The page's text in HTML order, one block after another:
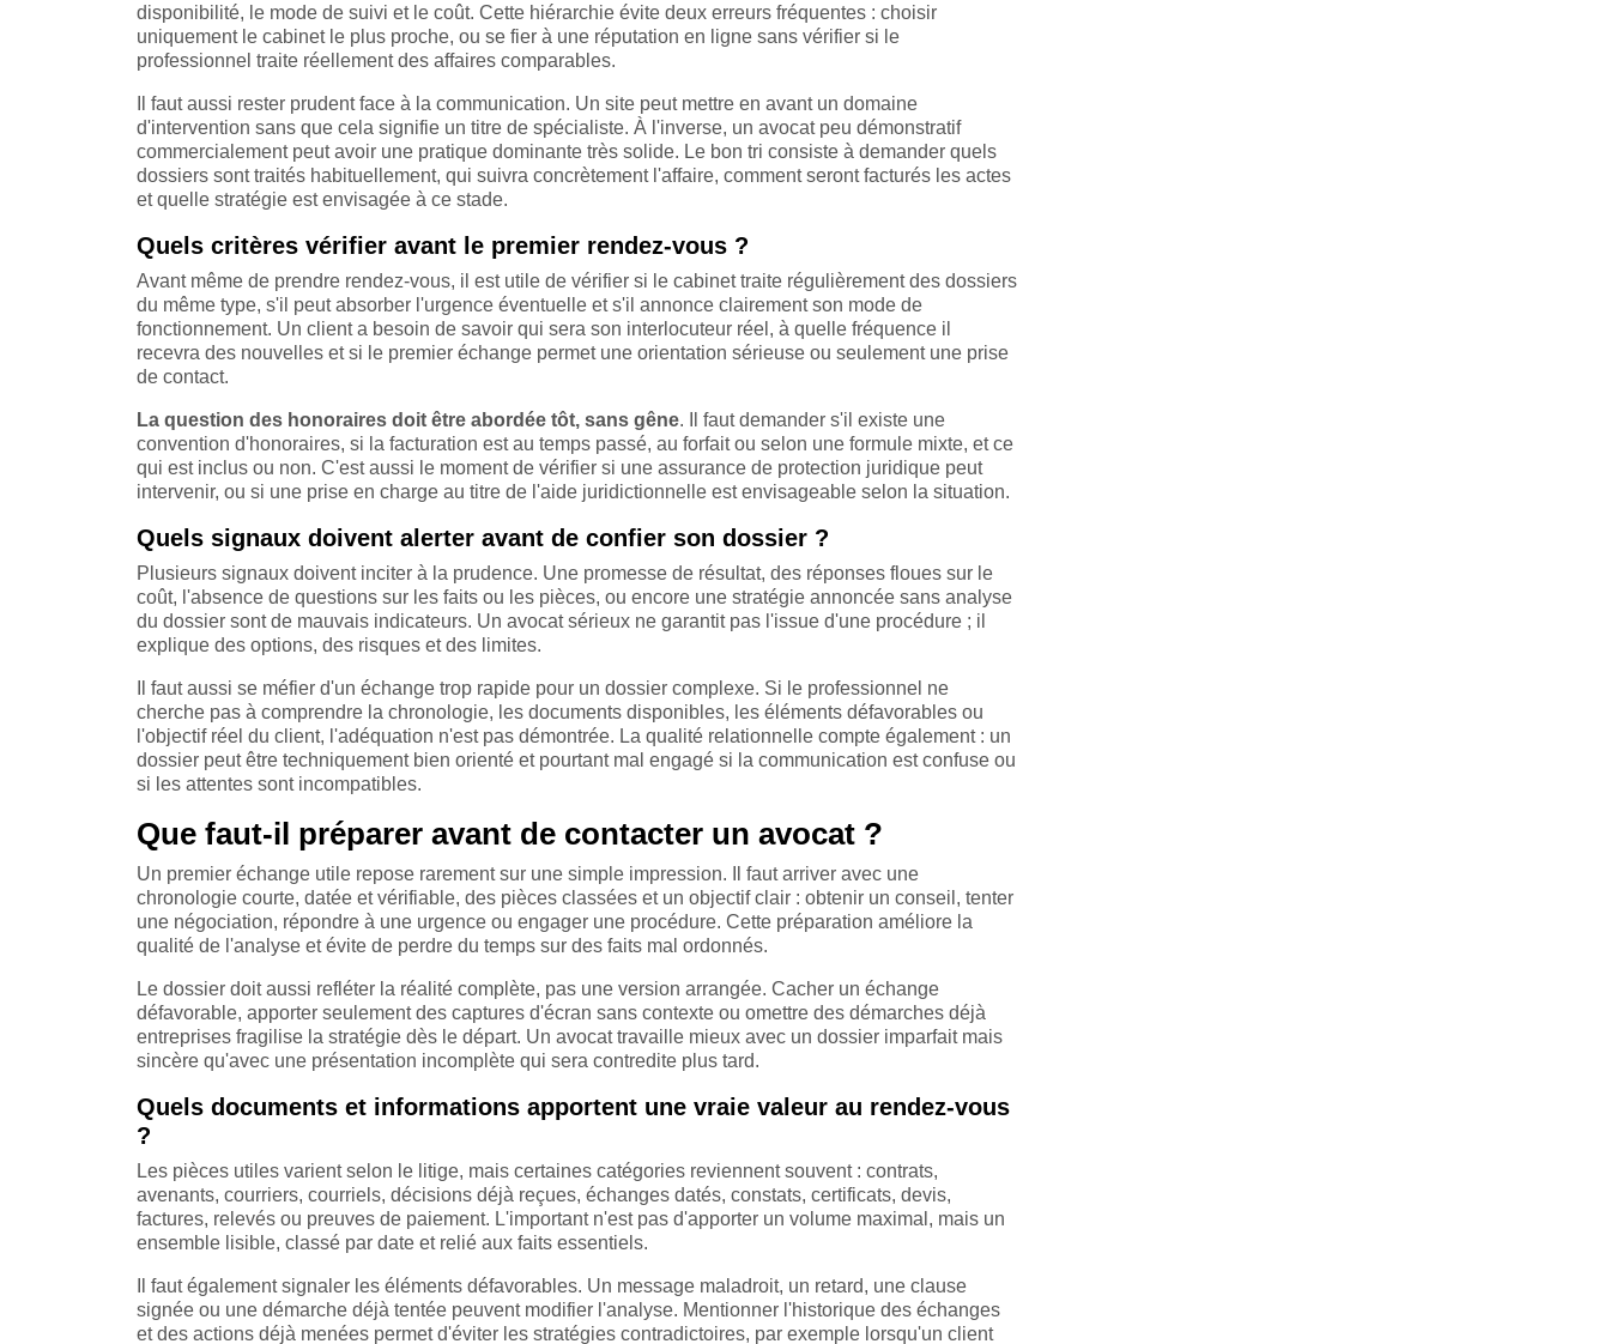
disponibilité, le mode de suivi et le coût. Cette hiérarchie évite deux erreurs fréquentes : choisir
uniquement le cabinet le plus proche, ou se fier à une réputation en ligne sans vérifier si le
professionnel traite réellement des affaires comparables.
Il faut aussi rester prudent face à la communication. Un site peut mettre en avant un domaine
d'intervention sans que cela signifie un titre de spécialiste. À l'inverse, un avocat peu démonstratif
commercialement peut avoir une pratique dominante très solide. Le bon tri consiste à demander quels
dossiers sont traités habituellement, qui suivra concrètement l'affaire, comment seront facturés les actes
et quelle stratégie est envisagée à ce stade.
Quels critères vérifier avant le premier rendez-vous ?
Avant même de prendre rendez-vous, il est utile de vérifier si le cabinet traite régulièrement des dossiers
du même type, s'il peut absorber l'urgence éventuelle et s'il annonce clairement son mode de
fonctionnement. Un client a besoin de savoir qui sera son interlocuteur réel, à quelle fréquence il
recevra des nouvelles et si le premier échange permet une orientation sérieuse ou seulement une prise
de contact.
La question des honoraires doit être abordée tôt, sans gêne. Il faut demander s'il existe une
convention d'honoraires, si la facturation est au temps passé, au forfait ou selon une formule mixte, et ce
qui est inclus ou non. C'est aussi le moment de vérifier si une assurance de protection juridique peut
intervenir, ou si une prise en charge au titre de l'aide juridictionnelle est envisageable selon la situation.
Quels signaux doivent alerter avant de confier son dossier ?
Plusieurs signaux doivent inciter à la prudence. Une promesse de résultat, des réponses floues sur le
coût, l'absence de questions sur les faits ou les pièces, ou encore une stratégie annoncée sans analyse
du dossier sont de mauvais indicateurs. Un avocat sérieux ne garantit pas l'issue d'une procédure ; il
explique des options, des risques et des limites.
Il faut aussi se méfier d'un échange trop rapide pour un dossier complexe. Si le professionnel ne
cherche pas à comprendre la chronologie, les documents disponibles, les éléments défavorables ou
l'objectif réel du client, l'adéquation n'est pas démontrée. La qualité relationnelle compte également : un
dossier peut être techniquement bien orienté et pourtant mal engagé si la communication est confuse ou
si les attentes sont incompatibles.
Que faut-il préparer avant de contacter un avocat ?
Un premier échange utile repose rarement sur une simple impression. Il faut arriver avec une
chronologie courte, datée et vérifiable, des pièces classées et un objectif clair : obtenir un conseil, tenter
une négociation, répondre à une urgence ou engager une procédure. Cette préparation améliore la
qualité de l'analyse et évite de perdre du temps sur des faits mal ordonnés.
Le dossier doit aussi refléter la réalité complète, pas une version arrangée. Cacher un échange
défavorable, apporter seulement des captures d'écran sans contexte ou omettre des démarches déjà
entreprises fragilise la stratégie dès le départ. Un avocat travaille mieux avec un dossier imparfait mais
sincère qu'avec une présentation incomplète qui sera contredite plus tard.
Quels documents et informations apportent une vraie valeur au rendez-vous
?
Les pièces utiles varient selon le litige, mais certaines catégories reviennent souvent : contrats,
avenants, courriers, courriels, décisions déjà reçues, échanges datés, constats, certificats, devis,
factures, relevés ou preuves de paiement. L'important n'est pas d'apporter un volume maximal, mais un
ensemble lisible, classé par date et relié aux faits essentiels.
Il faut également signaler les éléments défavorables. Un message maladroit, un retard, une clause
signée ou une démarche déjà tentée peuvent modifier l'analyse. Mentionner l'historique des échanges
et des actions déjà menées permet d'éviter les stratégies contradictoires, par exemple lorsqu'un client